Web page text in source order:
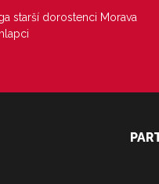
starší dorostenci Morava